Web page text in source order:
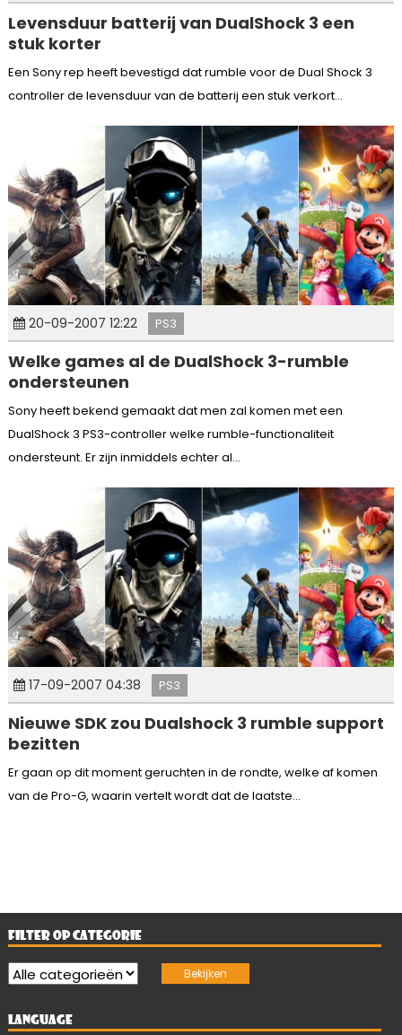
Levensduur batterij van DualShock 3 een
stuk korter
Een Sony rep heeft bevestigd dat rumble voor de Dual Shock 3
controller de levensduur van de batterij een stuk verkort...
20-09-2007 12:22 PS3
Welke games al de DualShock 3-rumble
ondersteunen
Sony heeft bekend gemaakt dat men zal komen met een
DualShock 3 PS3-controller welke rumble-functionaliteit
ondersteunt. Er zijn inmiddels echter al...
17-09-2007 04:38 PS3
Nieuwe SDK zou Dualshock 3 rumble support
bezitten
Er gaan op dit moment geruchten in de rondte, welke af komen
van de Pro-G, waarin vertelt wordt dat de laatste...
FILTER OP CATEGORIE
LANGUAGE